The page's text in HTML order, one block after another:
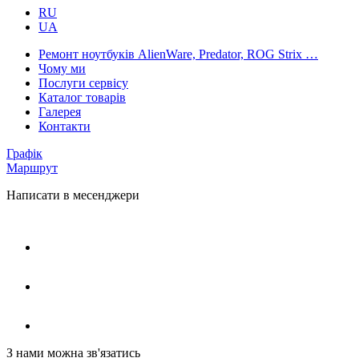
RU
UA
Ремонт ноутбуків AlienWare, Predator, ROG Strix …
Чому ми
Послуги сервісу
Каталог товарів
Галерея
Контакти
Графік
Маршрут
Написати в месенджери
З нами можна зв'язатись